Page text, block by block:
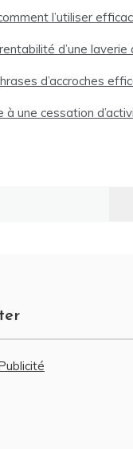
l’utiliser
d’une
d’accroches
une cessation